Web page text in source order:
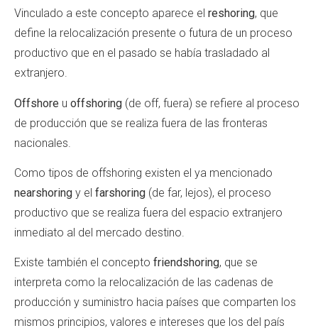
Vinculado a este concepto aparece el reshoring, que
define la relocalización presente o futura de un proceso
productivo que en el pasado se había trasladado al
extranjero.
Offshore u offshoring (de off, fuera) se refiere al proceso
de producción que se realiza fuera de las fronteras
nacionales.
Como tipos de offshoring existen el ya mencionado
nearshoring y el farshoring (de far, lejos), el proceso
productivo que se realiza fuera del espacio extranjero
inmediato al del mercado destino.
Existe también el concepto friendshoring, que se
interpreta como la relocalización de las cadenas de
producción y suministro hacia países que comparten los
mismos principios, valores e intereses que los del país